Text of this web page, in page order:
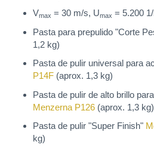
Vmax = 30 m/s, Umax = 5.200
Pasta para prepulido "Corte
1,2 kg)
Pasta de pulir universal para
P14F (aprox. 1,3 kg)
Pasta de pulir de alto brillo
Menzerna P126 (aprox. 1,3 kg)
Pasta de pulir "Super Finish"
kg)